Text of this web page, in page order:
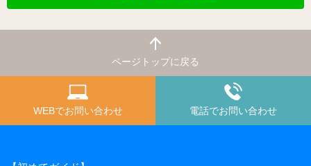
ページトップに戻る
WEBでお問い合わせ 電話でお問い合わせ